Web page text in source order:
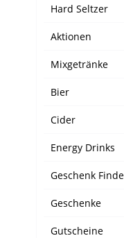
Hard Seltzer
Aktionen
Mixgetränke
Bier
Cider
Energy Drinks
Geschenk
Geschenke
Gutscheine